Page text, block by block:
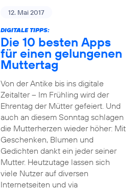
12. Mai 2017
DIGITALE TIPPS:
Die 10 besten Apps
für einen gelungenen
Muttertag
Von der Antike bis ins digitale
Zeitalter – Im Frühling wird der
Ehrentag der Mütter gefeiert. Und
auch an diesem Sonntag schlagen
die Mutterherzen wieder höher: Mit
Geschenken, Blumen und
Gedichten dankt ein jeder seiner
Mutter. Heutzutage lassen sich
viele Nutzer auf diversen
Internetseiten und via